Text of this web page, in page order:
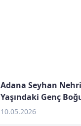
Adana Seyhan
Yaşındaki Genç
Hayatını Kaybetti
10.05.2026